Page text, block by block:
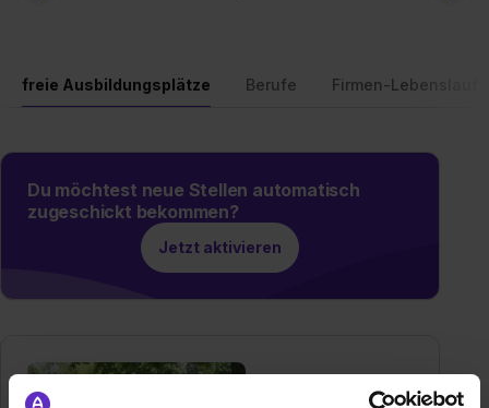
freie Ausbildungsplätze Berufe Firmen-Lebenslauf
Du möchtest neue Stellen automatisch
zugeschickt bekommen?
Jetzt aktivieren